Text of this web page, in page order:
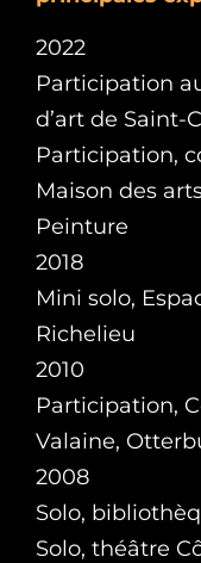
2022
Participation
d’art de Saint-
Participation,
Maison des
Peinture
2018
Mini solo,
Richelieu
2010
Participation,
Valaine,
2008
Solo,
Solo, théâtre